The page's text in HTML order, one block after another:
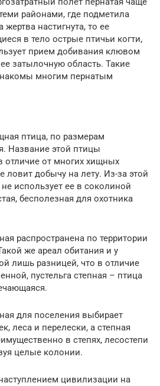
районами, где подметила
настигнута, то ее
в тело острые птичьи когти,
прием добивания клювом
затылочную область. Такие
многим пернатым
птица, по размерам
Название этой птицы
отличие от многих хищных
ловит добычу на лету. Из-за этой
использует ее в соколиной
бесполезная для охотника
распространена по территории
же ареал обитания и у
лишь разницей, что в отличие
пустельга степная – птица
для поселения выбирает
леса и перелески, а степная
в степях, лесостепи
целые колонии.
цивилизации на